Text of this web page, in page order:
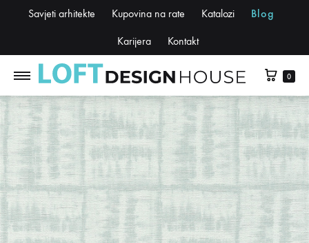
Savjeti arhitekte Kupovina na rate Katalozi Blog
Karijera Kontakt
0